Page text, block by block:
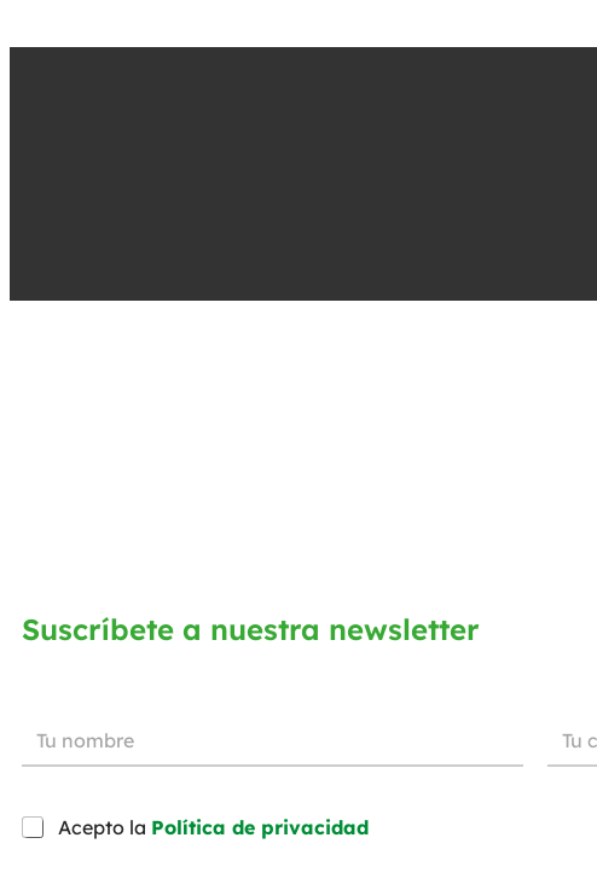
Suscríbete a nuestra newsletter
Acepto la Política de privacidad